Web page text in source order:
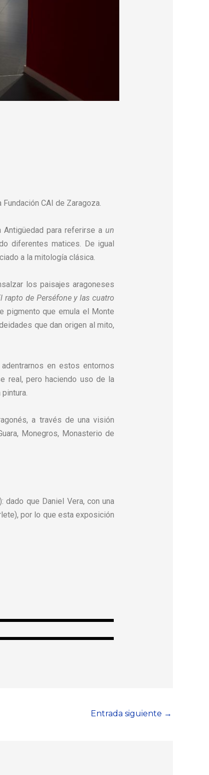
CAI de Zaragoza.
Antigüedad para referirse aun
diferentes matices. De igual
a la mitología clásica.
los paisajes aragoneses
rapto de Perséfone y las cuatro
pigmento que emula el Monte
que dan origen al mito,
en estos entornos
real, pero haciendo uso de la
a través de una visión
Monegros, Monasterio de
que Daniel Vera, con una
por lo que esta exposición
Entrada siguiente →